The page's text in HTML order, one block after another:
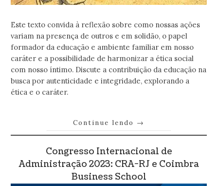
Este texto convida à reflexão sobre como nossas ações
variam na presença de outros e em solidão, o papel
formador da educação e ambiente familiar em nosso
caráter e a possibilidade de harmonizar a ética social
com nosso íntimo. Discute a contribuição da educação na
busca por autenticidade e integridade, explorando a
ética e o caráter.
Continue lendo →
Congresso Internacional de
Administração 2023: CRA-RJ e Coimbra
Business School